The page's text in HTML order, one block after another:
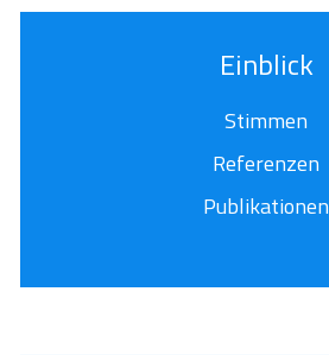
Einblick
Stimmen
Referenzen
Publikationen